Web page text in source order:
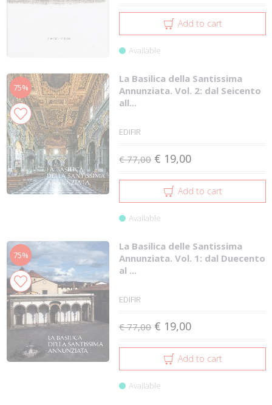
Add to cart
Available
75%
La Basilica della Santissima
Annunziata. Vol. 2: dal Seicento
all...
EDIFIR
€ 77,00 € 19,00
Add to cart
Available
75%
La Basilica delle Santissima
Annunziata. Vol. 1: dal Duecento
al ...
EDIFIR
€ 77,00 € 19,00
Add to cart
Available